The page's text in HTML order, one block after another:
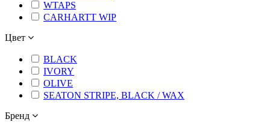
WTAPS
CARHARTT WIP
Цвет
BLACK
IVORY
OLIVE
SEATON STRIPE, BLACK / WAX
Бренд